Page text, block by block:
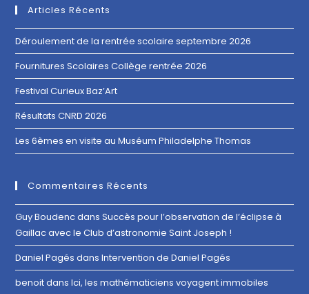
Articles Récents
Déroulement de la rentrée scolaire septembre 2026
Fournitures Scolaires Collège rentrée 2026
Festival Curieux Baz’Art
Résultats CNRD 2026
Les 6èmes en visite au Muséum Philadelphe Thomas
Commentaires Récents
Guy BoudencdansSuccès pour l’observation de l’éclipse à
Gaillac avec le Club d’astronomie Saint Joseph !
Daniel Pagés dansIntervention de Daniel Pagés
benoitdansIci, les mathématiciens voyagent immobiles